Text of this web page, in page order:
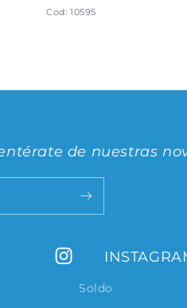
Cod: 10595
Soldo
de nuestras